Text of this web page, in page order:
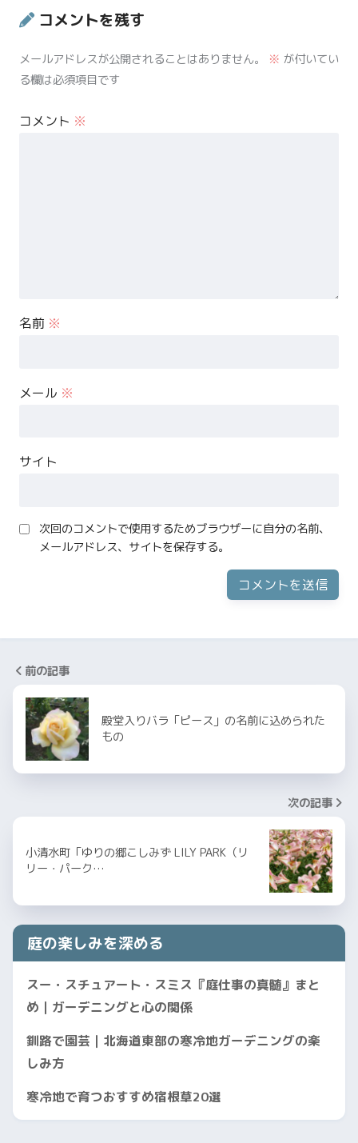
コメントを残す
メールアドレスが公開されることはありません。 ※ が付いてい
る欄は必須項目です
コメント ※
名前 ※
メール ※
サイト
次回のコメントで使用するためブラウザーに自分の名前、
メールアドレス、サイトを保存する。
前の記事
殿堂入りバラ「ピース」の名前に込められた
もの
次の記事
小清水町「ゆりの郷こしみず LILY PARK（リ
リー・パーク…
庭の楽しみを深める
スー・スチュアート・スミス『庭仕事の真髄』まと
め｜ガーデニングと心の関係
釧路で園芸｜北海道東部の寒冷地ガーデニングの楽
しみ方
寒冷地で育つおすすめ宿根草20選